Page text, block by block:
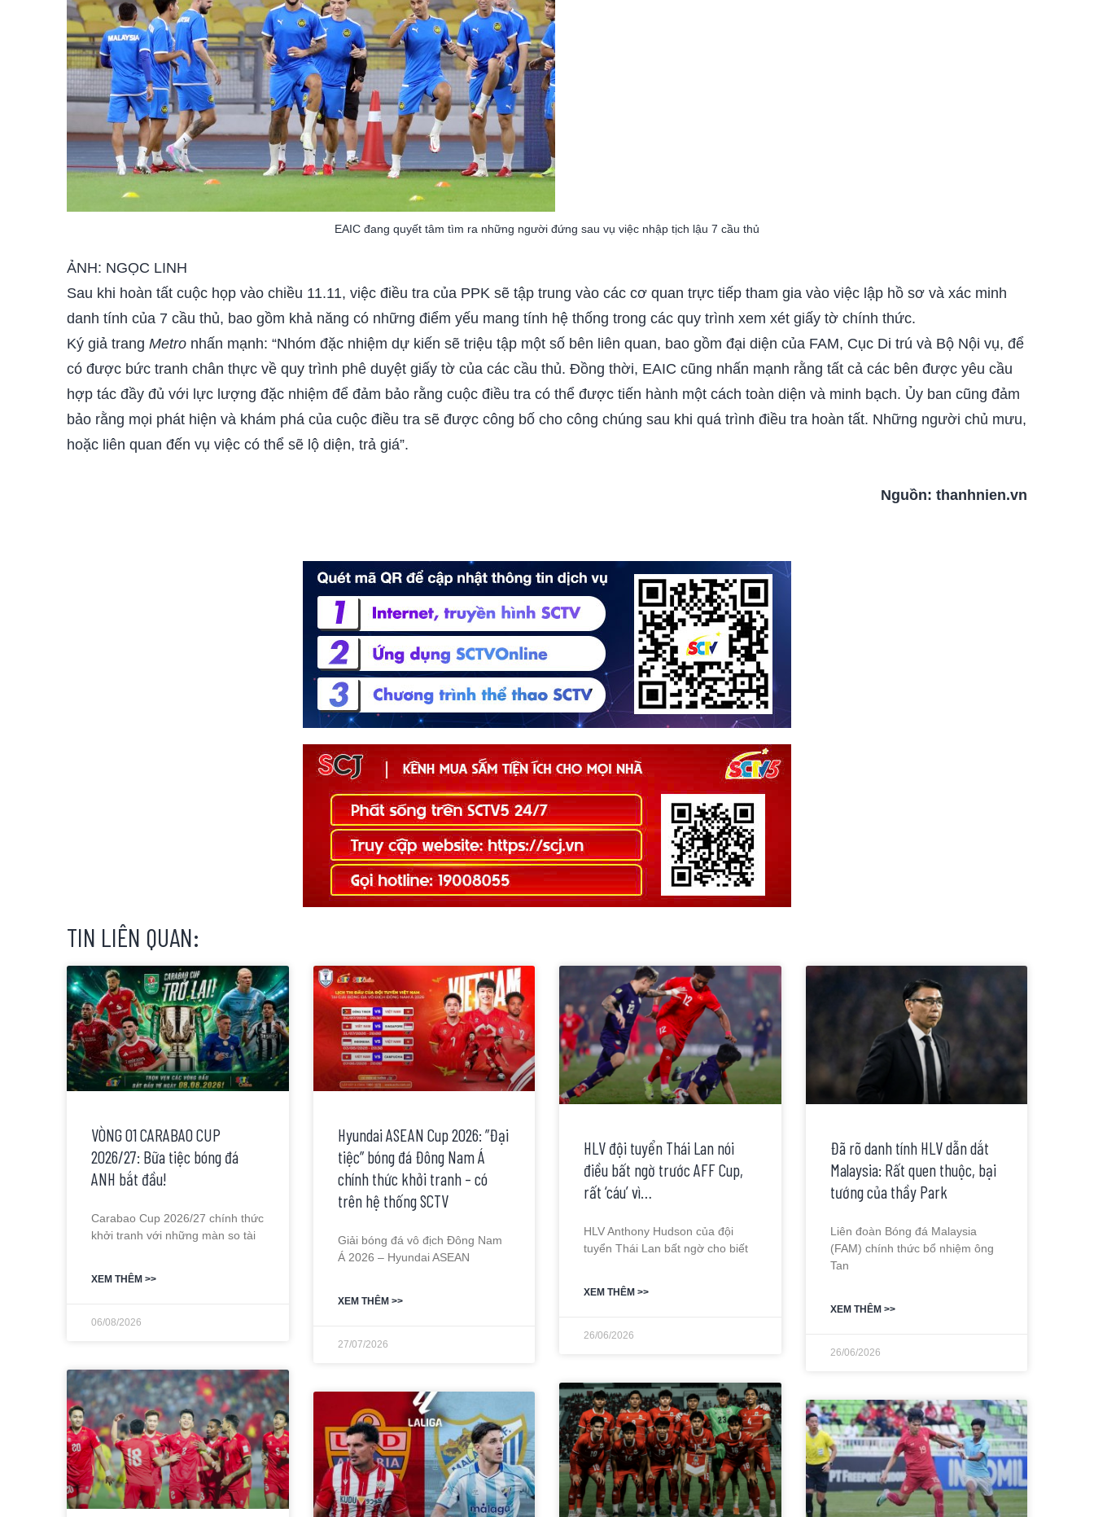
EAIC đang quyết tâm tìm ra những người đứng sau vụ việc nhập tịch lậu 7 cầu thủ
ẢNH: NGỌC LINH
Sau khi hoàn tất cuộc họp vào chiều 11.11, việc điều tra của PPK sẽ tập trung vào các cơ quan trực tiếp tham gia vào việc lập hồ sơ và xác minh
danh tính của 7 cầu thủ, bao gồm khả năng có những điểm yếu mang tính hệ thống trong các quy trình xem xét giấy tờ chính thức.
Ký giả trang Metro nhấn mạnh: “Nhóm đặc nhiệm dự kiến sẽ triệu tập một số bên liên quan, bao gồm đại diện của FAM, Cục Di trú và Bộ Nội vụ, để
có được bức tranh chân thực về quy trình phê duyệt giấy tờ của các cầu thủ. Đồng thời, EAIC cũng nhấn mạnh rằng tất cả các bên được yêu cầu
hợp tác đầy đủ với lực lượng đặc nhiệm để đảm bảo rằng cuộc điều tra có thể được tiến hành một cách toàn diện và minh bạch. Ủy ban cũng đảm
bảo rằng mọi phát hiện và khám phá của cuộc điều tra sẽ được công bố cho công chúng sau khi quá trình điều tra hoàn tất. Những người chủ mưu,
hoặc liên quan đến vụ việc có thể sẽ lộ diện, trả giá”.
Nguồn: thanhnien.vn
TIN LIÊN QUAN:
VÒNG 01 CARABAO CUP
2026/27: Bữa tiệc bóng đá
ANH bắt đầu!
Carabao Cup 2026/27 chính thức
khởi tranh với những màn so tài
XEM THÊM >>
06/08/2026
Hyundai ASEAN Cup 2026: ”Đại
tiệc” bóng đá Đông Nam Á
chính thức khởi tranh – có
trên hệ thống SCTV
Giải bóng đá vô địch Đông Nam
Á 2026 – Hyundai ASEAN
XEM THÊM >>
27/07/2026
HLV đội tuyển Thái Lan nói
điều bất ngờ trước AFF Cup,
rất ‘cáu’ vì…
HLV Anthony Hudson của đội
tuyển Thái Lan bất ngờ cho biết
XEM THÊM >>
26/06/2026
Đã rõ danh tính HLV dẫn dắt
Malaysia: Rất quen thuộc, bại
tướng của thầy Park
Liên đoàn Bóng đá Malaysia
(FAM) chính thức bổ nhiệm ông
Tan
XEM THÊM >>
26/06/2026